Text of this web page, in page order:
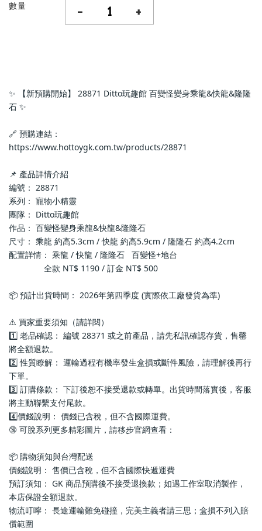
數量 - +
✨ 【新預購開始】 28871 Ditto玩趣館 百變怪變身乘龍&快龍&隆隆
石 ✨
🔗 預購連結：
https://www.hottoygk.com.tw/products/28871
📌 產品詳情介紹
編號： 28871
系列： 寵物小精靈
團隊： Ditto玩趣館
作品： 百變怪變身乘龍&快龍&隆隆石
尺寸： 乘龍 約高5.3cm / 快龍 約高5.9cm / 隆隆石 約高4.2cm
配置詳情： 乘龍 / 快龍 / 隆隆石   百變怪+地台
全款 NT$ 1190 / 訂金 NT$ 500
📦 預計出貨時間： 2026年第四季度 (實際依工廠發貨為準)
⚠️ 買家重要須知（請詳閱）
1️⃣ 老品確認： 編號 28371 或之前產品，請先私訊確認存貨，售罄
將全額退款。
2️⃣ 性質瞭解： 運輸過程有機率發生盒損或斷件風險，請理解後再行
下單。
3️⃣ 訂購條款： 下訂後恕不接受退款或轉單。出貨時間落實後，客服
將主動聯繫支付尾款。
4️⃣價錢說明： 價錢已含稅，但不含國際運費。
🔞 可脫系列更多精彩圖片，請移步官網查看：
📦 購物須知與台灣配送
價錢說明： 售價已含稅，但不含國際快遞運費
預訂須知： GK 商品預購後不接受退換款；如遇工作室取消製作，
本店保證全額退款。
物流叮嚀： 長途運輸難免碰撞，完美主義者請三思；盒損不列入賠
償範圍